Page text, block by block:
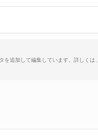
を追加して編集しています。詳しくは、